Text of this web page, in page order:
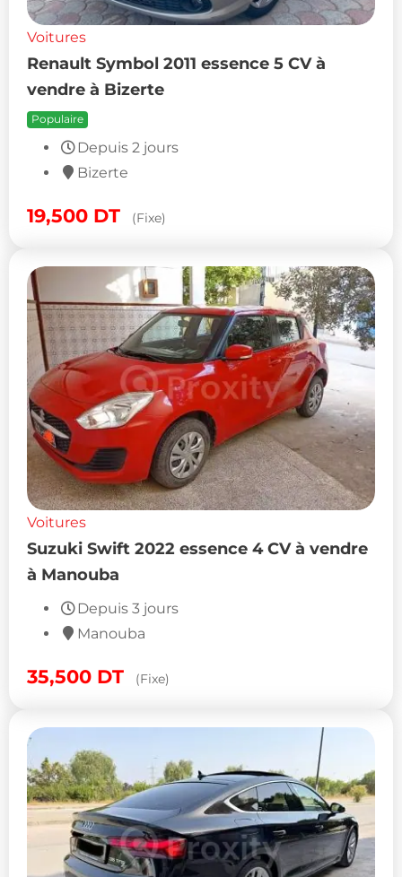
Voitures
Renault Symbol 2011 essence 5 CV à
vendre à Bizerte
Populaire
Depuis 2 jours
Bizerte
19,500 DT (Fixe)
Voitures
Suzuki Swift 2022 essence 4 CV à vendre
à Manouba
Depuis 3 jours
Manouba
35,500 DT (Fixe)